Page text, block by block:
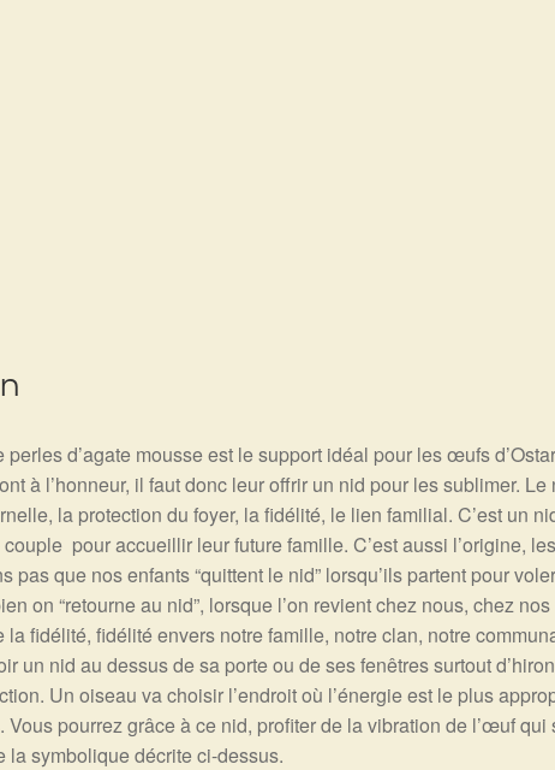
d’agate mousse est le support idéal pour les œufs
à l’honneur, il faut donc leur offrir un nid pour les sublimer.
la protection du foyer, la fidélité, le lien familial. C’est un
pour accueillir leur future famille. C’est aussi l’origine,
pas que nos enfants “quittent le nid” lorsqu’ils partent pour
on “retourne au nid”, lorsque l’on revient chez nous, chez nos
la fidélité, fidélité envers notre famille, notre clan, notre
un nid au dessus de sa porte ou de ses fenêtres surtout
Un oiseau va choisir l’endroit où l’énergie est le plus
Vous pourrez grâce à ce nid, profiter de la vibration de l’œuf qui
la symbolique décrite ci-dessus.